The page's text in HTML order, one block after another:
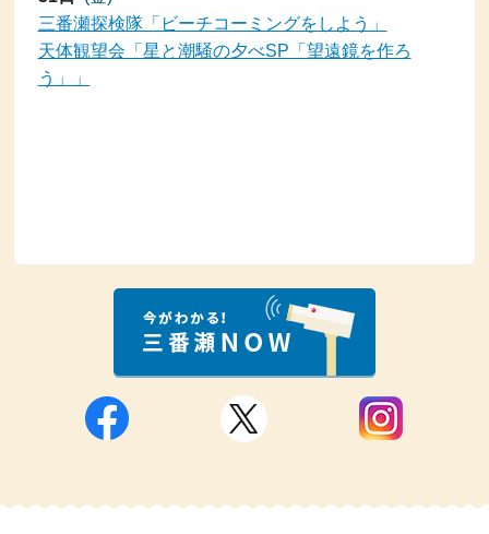
三番瀬探検隊「ビーチコーミングをしよう」
天体観望会「星と潮騒の夕べSP「望遠鏡を作ろ
う」」